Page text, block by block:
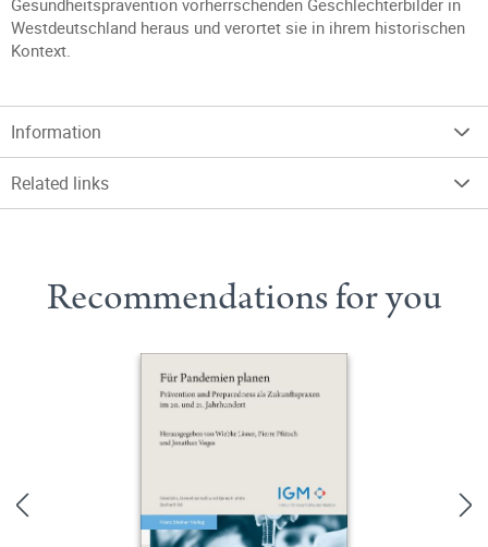
Gesundheitsprävention vorherrschenden Geschlechterbilder in
Westdeutschland heraus und verortet sie in ihrem historischen
Kontext.
Information
Related links
Recommendations for you